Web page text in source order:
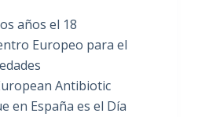
años el 18
Europeo para el
Antibiotic
en España es el Día